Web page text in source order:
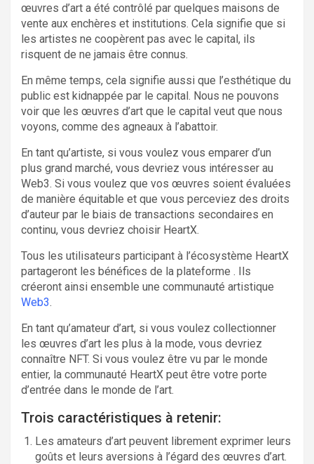
œuvres d’art a été contrôlé par quelques maisons de
vente aux enchères et institutions. Cela signifie que si
les artistes ne coopèrent pas avec le capital, ils
risquent de ne jamais être connus.
En même temps, cela signifie aussi que l’esthétique du
public est kidnappée par le capital. Nous ne pouvons
voir que les œuvres d’art que le capital veut que nous
voyons, comme des agneaux à l’abattoir.
En tant qu’artiste, si vous voulez vous emparer d’un
plus grand marché, vous devriez vous intéresser au
Web3. Si vous voulez que vos œuvres soient évaluées
de manière équitable et que vous perceviez des droits
d’auteur par le biais de transactions secondaires en
continu, vous devriez choisir HeartX.
Tous les utilisateurs participant à l’écosystème HeartX
partageront les bénéfices de la plateforme . Ils
créeront ainsi ensemble une communauté artistique
Web3.
En tant qu’amateur d’art, si vous voulez collectionner
les œuvres d’art les plus à la mode, vous devriez
connaître NFT. Si vous voulez être vu par le monde
entier, la communauté HeartX peut être votre porte
d’entrée dans le monde de l’art.
Trois caractéristiques à retenir:
Les amateurs d’art peuvent librement exprimer leurs
goûts et leurs aversions à l’égard des œuvres d’art.